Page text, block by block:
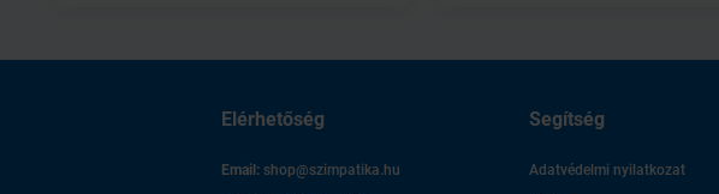
Elérhetőség
Email: shop@szimpatika.hu
Segítség
Adatvédelmi nyilatkozat